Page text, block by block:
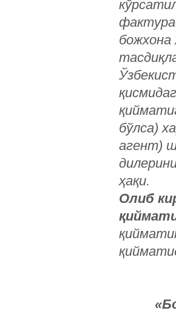
божхона
бўлса)
агент)
ҳақи.
Олиб